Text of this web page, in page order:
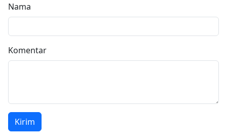
Nama
Komentar
Kirim